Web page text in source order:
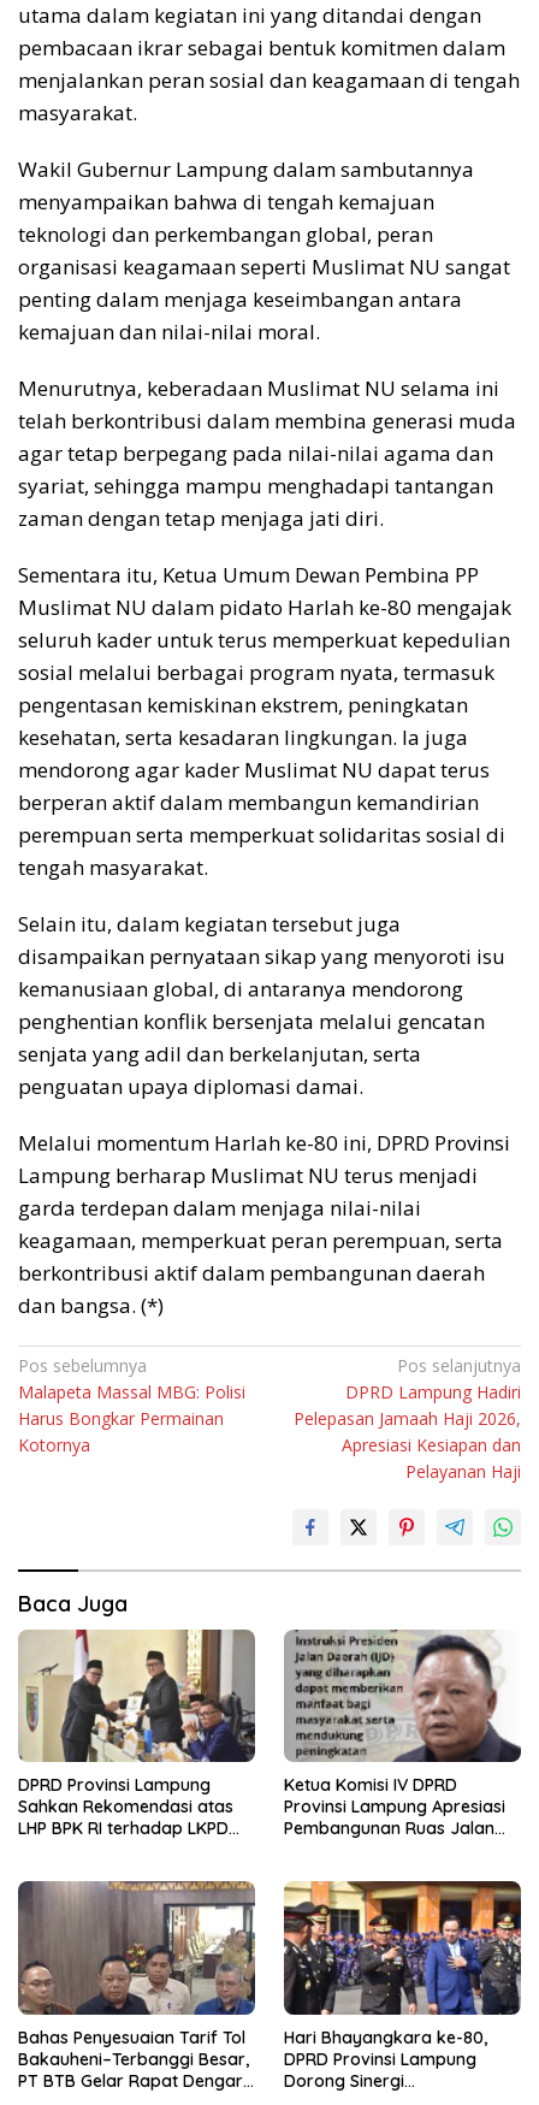
utama dalam kegiatan ini yang ditandai dengan
pembacaan ikrar sebagai bentuk komitmen dalam
menjalankan peran sosial dan keagamaan di tengah
masyarakat.
Wakil Gubernur Lampung dalam sambutannya
menyampaikan bahwa di tengah kemajuan
teknologi dan perkembangan global, peran
organisasi keagamaan seperti Muslimat NU sangat
penting dalam menjaga keseimbangan antara
kemajuan dan nilai-nilai moral.
Menurutnya, keberadaan Muslimat NU selama ini
telah berkontribusi dalam membina generasi muda
agar tetap berpegang pada nilai-nilai agama dan
syariat, sehingga mampu menghadapi tantangan
zaman dengan tetap menjaga jati diri.
Sementara itu, Ketua Umum Dewan Pembina PP
Muslimat NU dalam pidato Harlah ke-80 mengajak
seluruh kader untuk terus memperkuat kepedulian
sosial melalui berbagai program nyata, termasuk
pengentasan kemiskinan ekstrem, peningkatan
kesehatan, serta kesadaran lingkungan. Ia juga
mendorong agar kader Muslimat NU dapat terus
berperan aktif dalam membangun kemandirian
perempuan serta memperkuat solidaritas sosial di
tengah masyarakat.
Selain itu, dalam kegiatan tersebut juga
disampaikan pernyataan sikap yang menyoroti isu
kemanusiaan global, di antaranya mendorong
penghentian konflik bersenjata melalui gencatan
senjata yang adil dan berkelanjutan, serta
penguatan upaya diplomasi damai.
Melalui momentum Harlah ke-80 ini, DPRD Provinsi
Lampung berharap Muslimat NU terus menjadi
garda terdepan dalam menjaga nilai-nilai
keagamaan, memperkuat peran perempuan, serta
berkontribusi aktif dalam pembangunan daerah
dan bangsa. (*)
Navigasi
pos
Pos sebelumnya
Malapeta Massal MBG: Polisi
Harus Bongkar Permainan
Kotornya
Pos selanjutnya
DPRD Lampung Hadiri
Pelepasan Jamaah Haji 2026,
Apresiasi Kesiapan dan
Pelayanan Haji
Baca Juga
DPRD Provinsi Lampung
Sahkan Rekomendasi atas
LHP BPK RI terhadap LKPD
2025
Ketua Komisi IV DPRD
Provinsi Lampung Apresiasi
Pembangunan Ruas Jalan
Bahas Penyesuaian Tarif Tol
Bakauheni–Terbanggi Besar,
PT BTB Gelar Rapat Dengar
Hari Bhayangkara ke-80,
DPRD Provinsi Lampung
Dorong Sinergi